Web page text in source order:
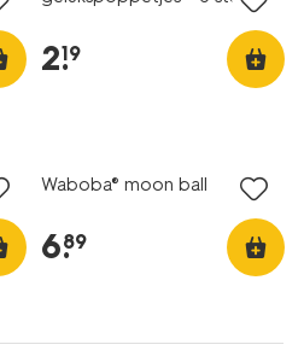
2.
19
Waboba® moon ball
6.
89